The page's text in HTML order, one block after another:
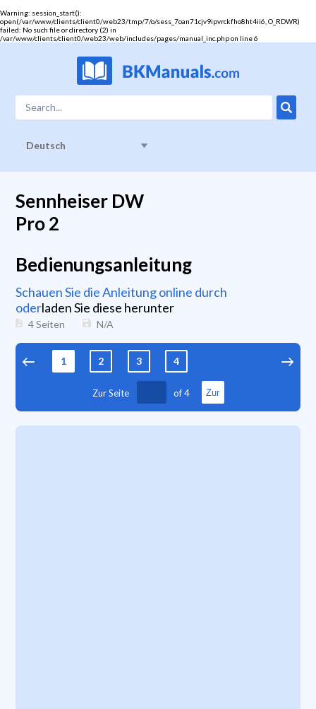
Warning: session_start():
open(/var/www/clients/client0/web23/tmp/7/o/sess_7oan71cjv9ipvrckfho8ht4ii6, O_RDWR)
failed: No such file or directory (2) in
/var/www/clients/client0/web23/web/includes/pages/manual_inc.phpon line6
Deutsch
Sennheiser DW
Pro 2
Bedienungsanleitung
Schauen Sie die Anleitung online durch
oderladen Sie diese herunter
4 Seiten N/A
1 2 3 4
Zur Seite of4 Zur